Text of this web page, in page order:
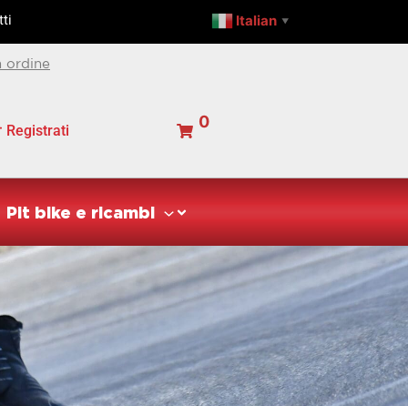
Italian ▼
ordine
Registrati 0
Pit bike e ricambi